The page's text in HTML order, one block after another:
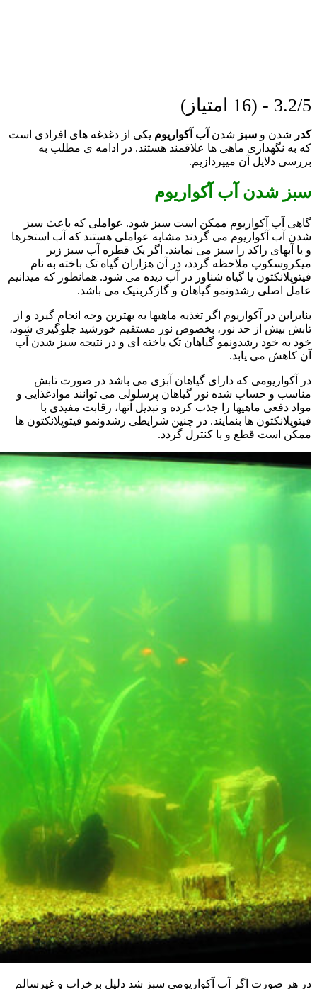
3.2/5 - (16 امتیاز)
کدر شدن و سبز شدن آب آکواریوم یکی از دغدغه های افرادی است
که به نگهداری ماهی ها علاقمند هستند. در ادامه ی مطلب به
بررسی دلایل آن میپردازیم.
سبز شدن آب آکواریوم
گاهی آب آکواریوم ممکن است سبز شود. عواملی که باعث سبز
شدن آب آکواریوم می گردند مشابه عواملی هستند که آب استخرها
و یا آبهای راکد را سبز می نمایند. اگر یک قطره آب سبز زیر
میکروسکوپ ملاحظه گردد، در آن هزاران گیاه تک باخته به نام
فیتوپلانکتون یا گیاه شناور در آب دیده می شود. همانطور که میدانیم
عامل اصلی رشدونمو گیاهان و گازکربنیک می باشد.
بنابراین در آکواریوم اگر تغذیه ماهیها به بهترین وجه انجام گیرد و از
تابش بیش از حد نور، بخصوص نور مستقیم خورشید جلوگیری شود،
خود به خود رشدونمو گیاهان تک یاخته ای و در نتیجه سبز شدن آب
آن کاهش می یابد.
در آکواریومی که دارای گیاهان آبزی می باشد در صورت تابش
مناسب و حساب شده نور گیاهان پرسلولی می توانند موادغذایی و
مواد دفعی ماهیها را جذب کرده و تبدیل آنها، رقابت مفیدی با
فیتوپلانکتون ها بنمایند. در چنین شرایطی رشدونمو فیتوپلانکتون ها
ممکن است قطع و با کنترل گردد.
در هر صورت اگر آب آکواریومی سبز شد دلیل برخراب و غیرسالم